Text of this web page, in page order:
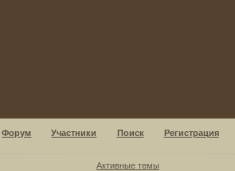
Форум Участники Поиск Регистрация
Активные темы